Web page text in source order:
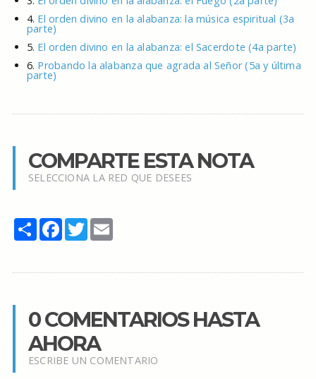
4. El orden divino en la alabanza: la música espiritual (3a
parte)
5. El orden divino en la alabanza: el Sacerdote (4a parte)
6. Probando la alabanza que agrada al Señor (5a y última
parte)
COMPARTE ESTA NOTA
SELECCIONA LA RED QUE DESEES
Share Facebook
TwitterEmail
0 COMENTARIOS HASTA
AHORA
ESCRIBE UN COMENTARIO